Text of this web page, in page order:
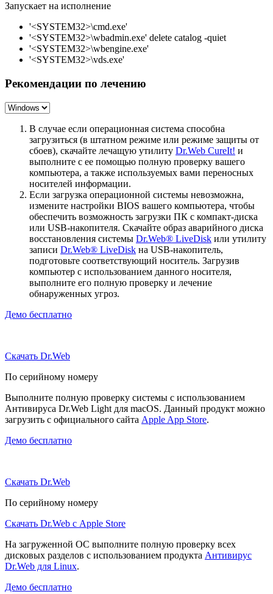
Запускает на исполнение
'<SYSTEM32>\cmd.exe'
'<SYSTEM32>\wbadmin.exe' delete catalog -quiet
'<SYSTEM32>\wbengine.exe'
'<SYSTEM32>\vds.exe'
Рекомендации по лечению
В случае если операционная система способна
загрузиться (в штатном режиме или режиме защиты от
сбоев), скачайте лечащую утилиту Dr.Web CureIt! и
выполните с ее помощью полную проверку вашего
компьютера, а также используемых вами переносных
носителей информации.
Если загрузка операционной системы невозможна,
измените настройки BIOS вашего компьютера, чтобы
обеспечить возможность загрузки ПК с компакт-диска
или USB-накопителя. Скачайте образ аварийного диска
восстановления системы Dr.Web® LiveDisk или утилиту
записи Dr.Web® LiveDisk на USB-накопитель,
подготовьте соответствующий носитель. Загрузив
компьютер с использованием данного носителя,
выполните его полную проверку и лечение
обнаруженных угроз.
Демо бесплатно
Скачать Dr.Web
По серийному номеру
Выполните полную проверку системы с использованием
Антивируса Dr.Web Light для macOS. Данный продукт можно
загрузить с официального сайта Apple App Store.
Демо бесплатно
Скачать Dr.Web
По серийному номеру
Скачать Dr.Web с Apple Store
На загруженной ОС выполните полную проверку всех
дисковых разделов с использованием продукта Антивирус
Dr.Web для Linux.
Демо бесплатно